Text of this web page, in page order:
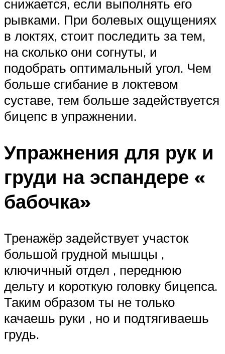
снижается, если выполнять его
рывками. При болевых ощущениях
в локтях, стоит последить за тем,
на сколько они согнуты, и
подобрать оптимальный угол. Чем
больше сгибание в локтевом
суставе, тем больше задействуется
бицепс в упражнении.
Упражнения для рук и
груди на эспандере «
бабочка»
Тренажёр задействует участок
большой грудной мышцы ,
ключичный отдел , переднюю
дельту и короткую головку бицепса.
Таким образом ты не только
качаешь руки , но и подтягиваешь
грудь.